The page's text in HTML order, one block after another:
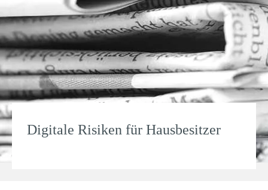
Digitale Risiken für Hausbesitzer